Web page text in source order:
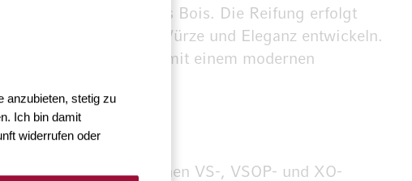
anzubieten, stetig zu
Ich bin damit
widerrufen oder
Borderies und Fins Bois. Die Reifung erfolgt
aus Frucht, Würze und Eleganz entwickeln.
Handwerkskunst mit einem modernen
reicht von klassischen VS-, VSOP- und XO-